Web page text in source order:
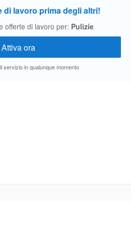
lavoro prima degli altri!
offerte di lavoro per: Pulizie
servizio in qualunque momento